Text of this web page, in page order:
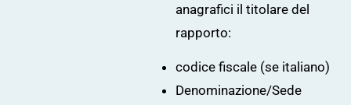
anagrafici il titolare del
rapporto:
codice fiscale (se italiano)
Denominazione/Sede